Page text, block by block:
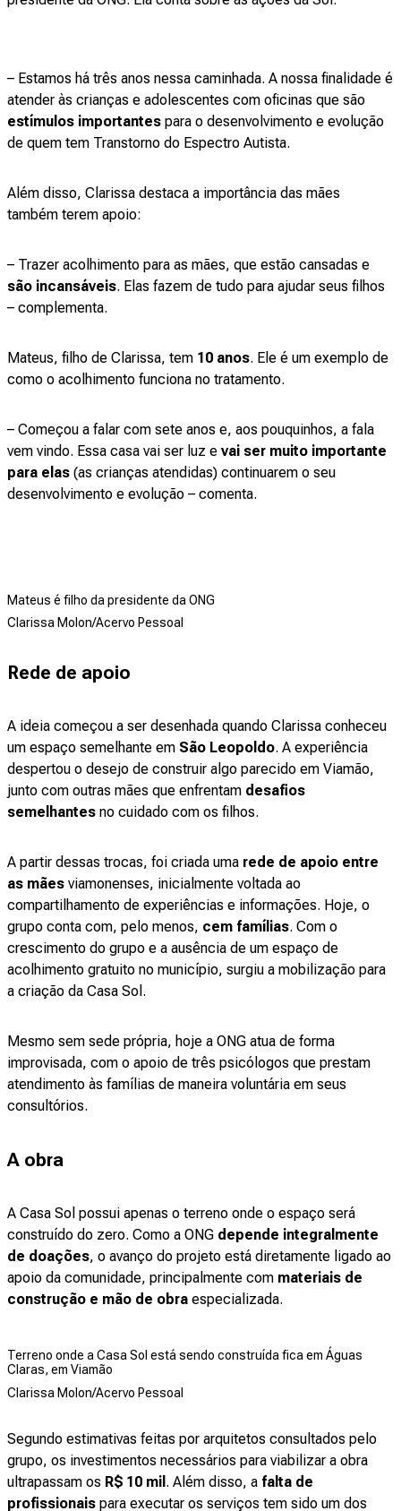
– Estamos há três anos nessa caminhada. A nossa finalidade é
atender às crianças e adolescentes com oficinas que são
estímulos importantes para o desenvolvimento e evolução
de quem tem Transtorno do Espectro Autista.
Além disso, Clarissa destaca a importância das mães
também terem apoio:
– Trazer acolhimento para as mães, que estão cansadas e
são incansáveis. Elas fazem de tudo para ajudar seus filhos
– complementa.
Mateus, filho de Clarissa, tem 10 anos. Ele é um exemplo de
como o acolhimento funciona no tratamento.
– Começou a falar com sete anos e, aos pouquinhos, a fala
vem vindo. Essa casa vai ser luz e vai ser muito importante
para elas (as crianças atendidas) continuarem o seu
desenvolvimento e evolução – comenta.
Mateus é filho da presidente da ONG
Clarissa Molon/Acervo Pessoal
Rede de apoio
A ideia começou a ser desenhada quando Clarissa conheceu
um espaço semelhante em São Leopoldo. A experiência
despertou o desejo de construir algo parecido em Viamão,
junto com outras mães que enfrentam desafios
semelhantes no cuidado com os filhos.
A partir dessas trocas, foi criada uma rede de apoio entre
as mães viamonenses, inicialmente voltada ao
compartilhamento de experiências e informações. Hoje, o
grupo conta com, pelo menos, cem famílias. Com o
crescimento do grupo e a ausência de um espaço de
acolhimento gratuito no município, surgiu a mobilização para
a criação da Casa Sol.
Mesmo sem sede própria, hoje a ONG atua de forma
improvisada, com o apoio de três psicólogos que prestam
atendimento às famílias de maneira voluntária em seus
consultórios.
A obra
A Casa Sol possui apenas o terreno onde o espaço será
construído do zero. Como a ONG depende integralmente
de doações, o avanço do projeto está diretamente ligado ao
apoio da comunidade, principalmente com materiais de
construção e mão de obra especializada.
Terreno onde a Casa Sol está sendo construída fica em Águas
Claras, em Viamão
Clarissa Molon/Acervo Pessoal
Segundo estimativas feitas por arquitetos consultados pelo
grupo, os investimentos necessários para viabilizar a obra
ultrapassam os R$ 10 mil . Além disso, a falta de
profissionais para executar os serviços tem sido um dos